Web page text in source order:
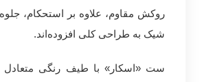
روکش مقاوم، علاوه بر استحکام،
شیک به طراحی کلی افزوده‌اند.
ست «اسکار» با طیف رنگی متعادل